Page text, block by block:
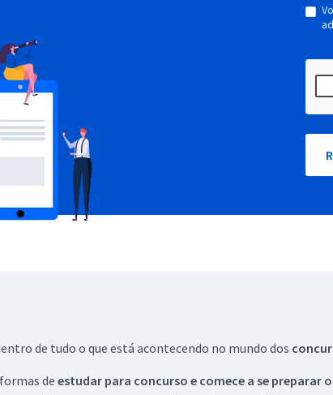
de tudo o que está acontecendo no mundo dos
de estudar para concurso e comece a se preparar